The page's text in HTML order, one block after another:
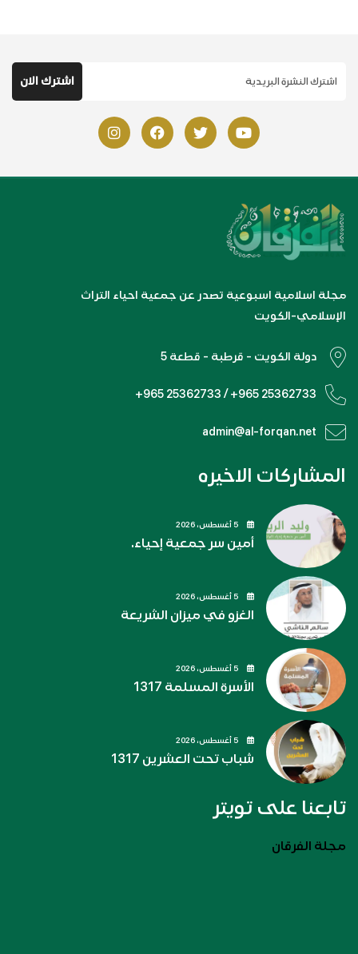
مجلة اسلامية اسبوعية تصدر عن جمعية احياء التراث
الإسلامي-الكويت
دولة الكويت - قرطبة - قطعة 5
+965 25362733 / +965 25362733
admin@al-forqan.net
المشاركات الاخيره
أمين سر جمعية إحياء.
الغزو في ميزان الشريعة
الأسرة المسلمة 1317
شباب تحت العشرين 1317
تابعنا على تويتر
مجلة الفرقان